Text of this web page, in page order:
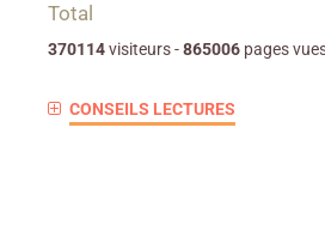
Total
370114visiteurs -865006 pages
CONSEILS LECTURES